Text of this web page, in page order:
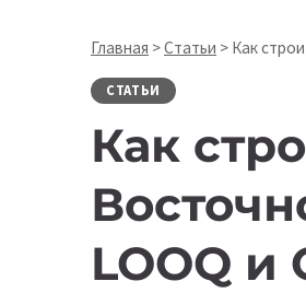
Главная >Статьи > Как
СТАТЬИ
Как
LOOQ и